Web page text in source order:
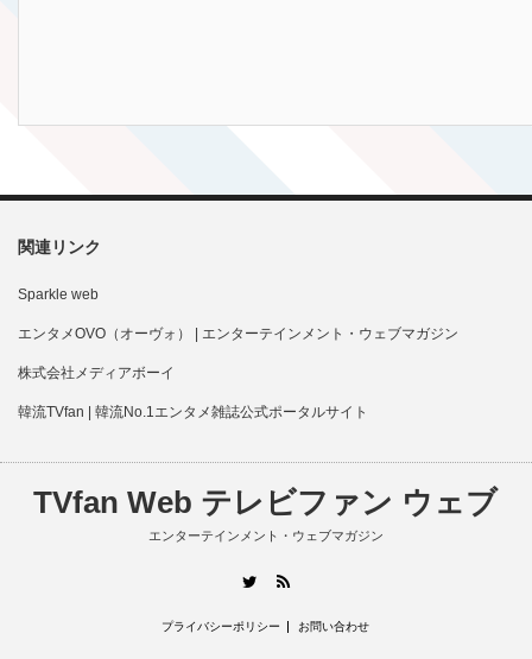
関連リンク
Sparkle web
エンタメOVO（オーヴォ） | エンターテインメント・ウェブマガジン
株式会社メディアボーイ
韓流TVfan | 韓流No.1エンタメ雑誌公式ポータルサイト
TVfan Web テレビファン ウェブ
エンターテインメント・ウェブマガジン
Twitter
プライバシーポリシー お問い合わせ